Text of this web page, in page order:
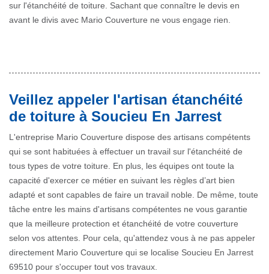
sur l'étanchéité de toiture. Sachant que connaître le devis en
avant le divis avec Mario Couverture ne vous engage rien.
Veillez appeler l'artisan étanchéité
de toiture à Soucieu En Jarrest
L'entreprise Mario Couverture dispose des artisans compétents
qui se sont habituées à effectuer un travail sur l'étanchéité de
tous types de votre toiture. En plus, les équipes ont toute la
capacité d'exercer ce métier en suivant les règles d’art bien
adapté et sont capables de faire un travail noble. De même, toute
tâche entre les mains d'artisans compétentes ne vous garantie
que la meilleure protection et étanchéité de votre couverture
selon vos attentes. Pour cela, qu'attendez vous à ne pas appeler
directement Mario Couverture qui se localise Soucieu En Jarrest
69510 pour s'occuper tout vos travaux.